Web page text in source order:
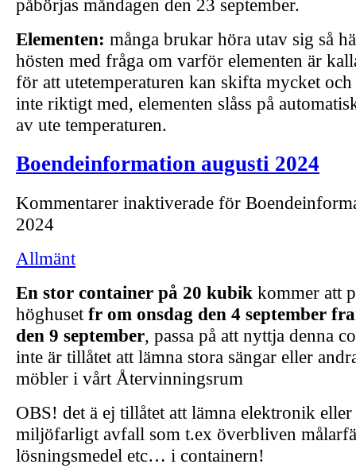
påbörjas måndagen den 23 september.
Elementen: många brukar höra utav sig så
hösten med fråga om varför elementen är
för att utetemperaturen kan skifta mycket och
inte riktigt med, elementen slåss på
av ute temperaturen.
Boendeinformation augusti 2024
Kommentarer inaktiverade för
2024
Allmänt
En stor container på 20 kubik kommer att
höghuset fr om onsdag den 4 september
den 9 september, passa på att nyttja denna
inte är tillåtet att lämna stora sängar eller
möbler i vårt Återvinningsrum
OBS! det ä ej tillåtet att lämna elektronik eller
miljöfarligt avfall som t.ex överbliven
lösningsmedel etc… i containern!